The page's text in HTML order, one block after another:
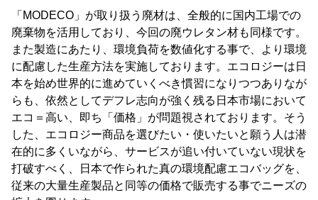
「MODECO」が取り扱う廃材は、全般的に国内工場での
廃棄物を活用しており、今回の廃ウレタン材も同様です。
また製造にあたり、環境負荷を数値化する事で、より環境
に配慮した生産方法を実施しております。エコロジーは日
本を始め世界的に進めていくべき慣習になりつつありなが
らも、依然としてデフレ志向が強く残る日本市場において
エコ＝高い、即ち「価格」が問題視されております。そう
した、エコロジー商品を選びたい・使いたいと願う人は潜
在的に多くいながら、サービスが追い付いていない現状を
打破すべく、日本で作られた真の環境配慮エコバッグを、
従来の大量生産製品と同等の価格で販売する事でニーズの